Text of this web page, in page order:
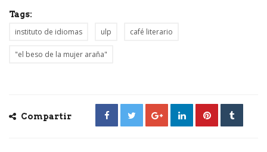
Tags:
instituto de idiomas ulp café literario
"el beso de la mujer araña"
Compartir